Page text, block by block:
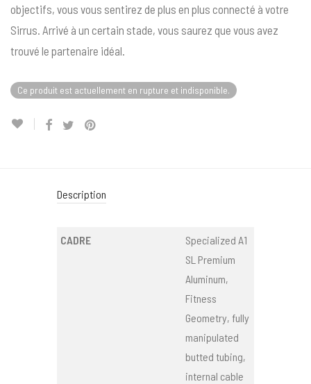
objectifs, vous vous sentirez de plus en plus connecté à votre
Sirrus. Arrivé à un certain stade, vous saurez que vous avez
trouvé le partenaire idéal.
Ce produit est actuellement en rupture et indisponible.
Description
CADRE
Specialized A1
SL Premium
Aluminum,
Fitness
Geometry, fully
manipulated
butted tubing,
internal cable